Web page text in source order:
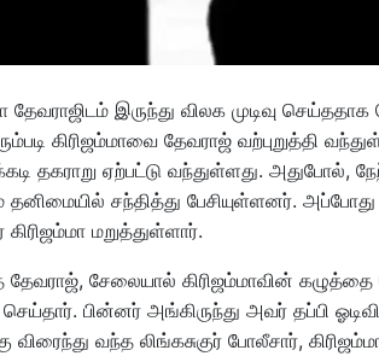
தேவராஜிடம் இருந்து விலக முடிவு
கிரிஜம்மாவை தேவராஜ் வற்புறுத்தி
தகராறு ஏற்பட்டு வந்துள்ளது. அதுபோல்,
தனிமையில் சந்தித்து பேசியுள்ளனர்.
மறுத்துள்ளார்.
சேலையால் கிரிஜம்மாவின் கழுத்தை
பின்னர் அங்கிருந்து அவர் தப்பி
விரைந்து வந்த லிங்கசுகுர் போலீசார்,